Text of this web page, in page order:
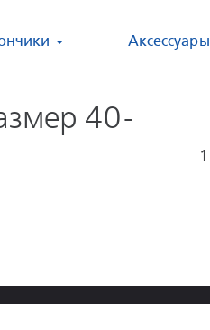
Аксессуары
40-
1